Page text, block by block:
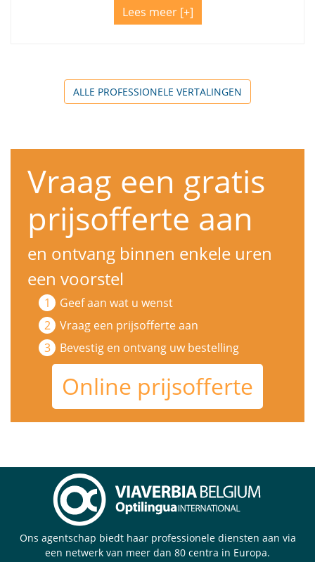
Lees meer
ALLE PROFESSIONELE VERTALINGEN
Vraag een gratis
prijsofferte aan
en ontvang binnen enkele uren
een voorstel
Geef aan wat u wenst
Vraag een prijsofferte aan
Bevestig en ontvang uw bestelling
Online prijsofferte
Ons agentschap biedt haar professionele diensten aan via
een netwerk van meer dan 80 centra in Europa.